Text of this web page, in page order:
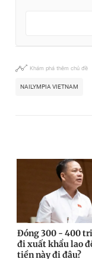
Khám phá thêm chủ đề
NAILYMPIA VIETNAM